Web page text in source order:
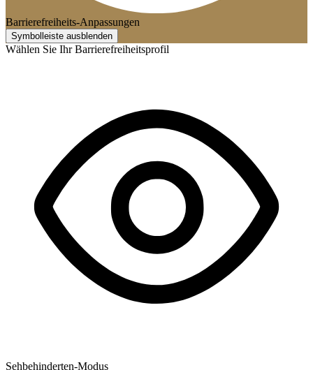
Barrierefreiheits-Anpassungen
Symbolleiste ausblenden
Wählen Sie Ihr Barrierefreiheitsprofil
Sehbehinderten-Modus